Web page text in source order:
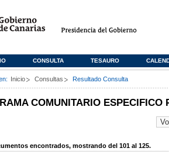
CONSULTA TESAURO
Inicio Consultas Resultado Consulta
COMUNITARIO ESPECIFICO
encontrados, mostrando del 101 al 125.